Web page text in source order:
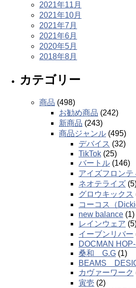
2021年11月
2021年10月
2021年7月
2021年6月
2020年5月
2018年8月
カテゴリー
商品 (498)
お勧め商品 (242)
新商品 (243)
商品ジャンル (495)
デバイス (32)
TikTok (25)
バートル (146)
アイズフロンテ
ネオテライズ
グロウキックス
コーコス（
new balance (1)
レインウェア
イーブンリバー
DOCMAN
桑和 G.G (1)
BEAMS
カヴァーワーク
寅壱 (2)